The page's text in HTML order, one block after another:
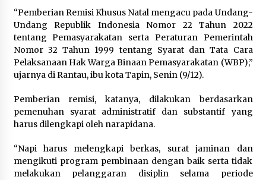
Tingkatkan SDM Lokal, BIS Group Luncurkan
Program Pelatihan Operator Alat Berat GTO
Agustus 6, 2026
HUT ke-51, Indocement Perkuat Inovasi dan
Keberlanjutan Masa Depan Lebih Hijau
Agustus 6, 2026
“Pemberian Remisi Khusus Natal mengacu pada Undang-
Undang Republik Indonesia Nomor 22 Tahun 2022
tentang Pemasyarakatan serta Peraturan Pemerintah
Nomor 32 Tahun 1999 tentang Syarat dan Tata Cara
Pelaksanaan Hak Warga Binaan Pemasyarakatan (WBP),”
ujarnya di Rantau, ibu kota Tapin, Senin (9/12).
Pemberian remisi, katanya, dilakukan berdasarkan
pemenuhan syarat administratif dan substantif yang
harus dilengkapi oleh narapidana.
“Napi harus melengkapi berkas, surat jaminan dan
mengikuti program pembinaan dengan baik serta tidak
melakukan pelanggaran disiplin selama periode